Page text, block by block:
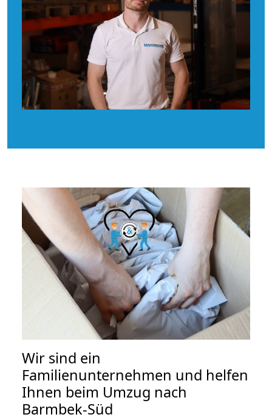
Wir sind ein
Familienunternehmen und helfen
Ihnen beim Umzug nach
Barmbek-Süd